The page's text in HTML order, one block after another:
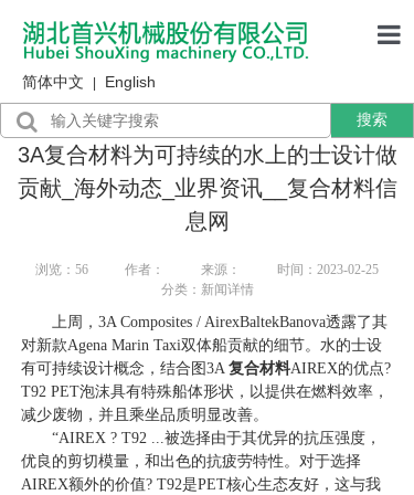
简体中文 English
售后服务
搜索
3A复合材料为可持续的水上的士设计做
贡献_海外动态_业界资讯__复合材料信
息网
浏览： 56 作者： 来源：
时间：2023-02-25
分类：新闻详情
上周，3A Composites / AirexBaltekBanova透露了其
对新款Agena Marin Taxi双体船贡献的细节。水的士设
有可持续设计概念，结合图3A复合材料AIREX的优点?
T92 PET泡沫具有特殊船体形状，以提供在燃料效率，
减少废物，并且乘坐品质明显改善。
“AIREX ? T92 ...被选择由于其优异的抗压强度，
优良的剪切模量，和出色的抗疲劳特性。对于选择
AIREX额外的价值? T92是PET核心生态友好，这与我